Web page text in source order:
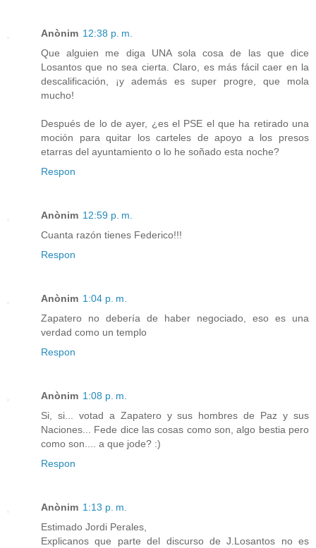
Anònim 12:38 p. m.
Que alguien me diga UNA sola cosa de las que dice
Losantos que no sea cierta. Claro, es más fácil caer en la
descalificación, ¡y además es super progre, que mola
mucho!
Después de lo de ayer, ¿es el PSE el que ha retirado una
moción para quitar los carteles de apoyo a los presos
etarras del ayuntamiento o lo he soñado esta noche?
Respon
Anònim 12:59 p. m.
Cuanta razón tienes Federico!!!
Respon
Anònim 1:04 p. m.
Zapatero no debería de haber negociado, eso es una
verdad como un templo
Respon
Anònim 1:08 p. m.
Si, si... votad a Zapatero y sus hombres de Paz y sus
Naciones... Fede dice las cosas como son, algo bestia pero
como son.... a que jode? :)
Respon
Anònim 1:13 p. m.
Estimado Jordi Perales,
Explicanos que parte del discurso de J.Losantos no es